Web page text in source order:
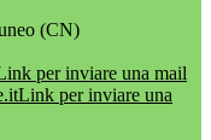
(CN)
per inviare una mail
Link per inviare una